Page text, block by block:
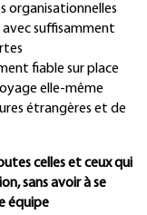
organisationnelles
suffisamment
fiable sur place
elle-même
étrangères et de
celles et ceux qui
sans avoir à se
équipe